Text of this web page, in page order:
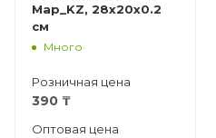
Map_KZ, 28x20x0.2
см
Много
Розничная цена
390 ₸
Оптовая цена